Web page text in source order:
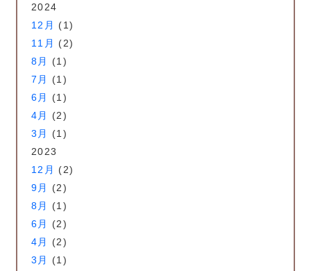
2024
12月
(1)
11月
(2)
8月
(1)
7月
(1)
6月
(1)
4月
(2)
3月
(1)
2023
12月
(2)
9月
(2)
8月
(1)
6月
(2)
4月
(2)
3月
(1)